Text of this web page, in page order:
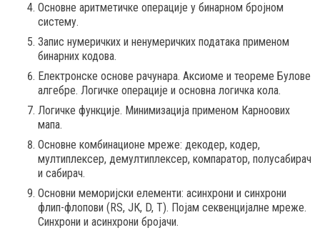
Основне аритметичке операције у бинарном бројном
систему.
Запис нумеричких и ненумеричких података применом
бинарних кодова.
Електронске основе рачунара. Аксиоме и теореме Булове
алгебре. Логичке операције и основна логичка кола.
Логичке функције. Минимизација применом Карноових
мапа.
Основне комбинационе мреже: декодер, кодер,
мултиплексер, демултиплексер, компаратор, полусабирач
и сабирач.
Основни меморијски елементи: асинхрони и синхрони
флип-флопови (RS, ЈК, D, Т). Појам секвенцијалне мреже.
Синхрони и асинхрони бројачи.